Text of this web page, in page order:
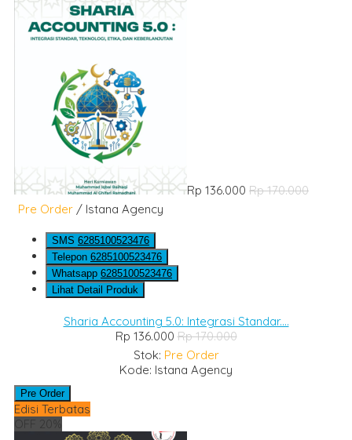
Rp 136.000 Rp 170.000
Pre Order / Istana Agency
SMS 6285100523476
Telepon 6285100523476
Whatsapp 6285100523476
Lihat Detail Produk
Sharia Accounting 5.0: Integrasi Standar....
Rp 136.000Rp 170.000
Stok: Pre Order
Kode: Istana Agency
Pre Order
Edisi Terbatas
OFF 20%